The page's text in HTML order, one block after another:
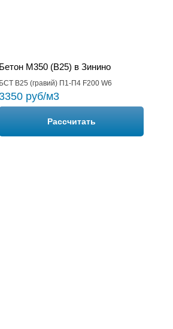
Бетон М350 (B25) в Зинино
БСТ В25 (гравий) П1-П4 F200 W6
руб/м3
Рассчитать